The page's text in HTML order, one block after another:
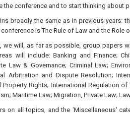
conference and to start thinking about
broadly the same as in previous years:
is The Rule of Law and the Role
we will, as far as possible, group papers
will include: Banking and Finance;
Law & Governance; Criminal Law;
Arbitration and Dispute Resolution;
Property Rights; International Regulation
Maritime Law; Migration, Private Law;
on all topics, and the 'Miscellaneous'